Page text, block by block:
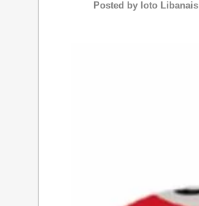
Posted by loto Libanais